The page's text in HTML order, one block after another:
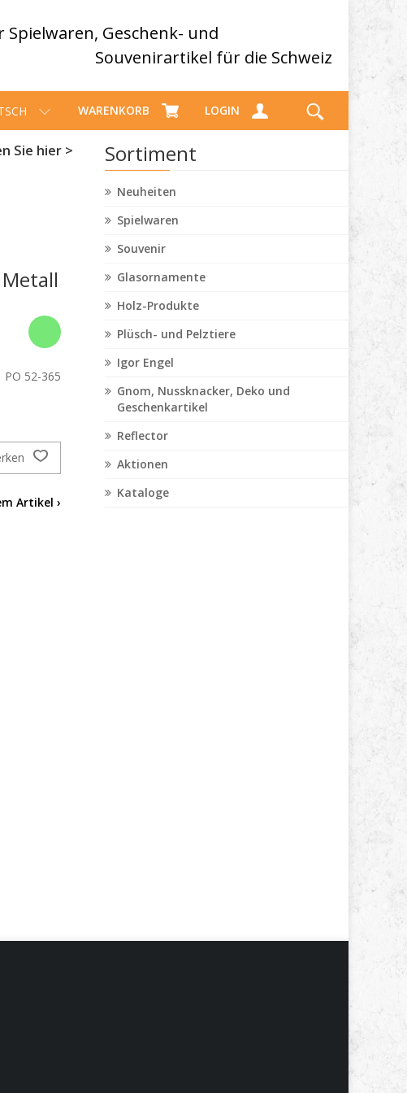
Spielwaren, Geschenk- und
Souvenirartikel für die Schweiz
WARENKORB LOGIN
Sortiment
Neuheiten
Spielwaren
Souvenir
Glasornamente
Holz-Produkte
Plüsch- und Pelztiere
Igor Engel
Gnom, Nussknacker, Deko und
Geschenkartikel
Reflector
Aktionen
Kataloge
Sie hier >
PO 52-365
Artikel ›